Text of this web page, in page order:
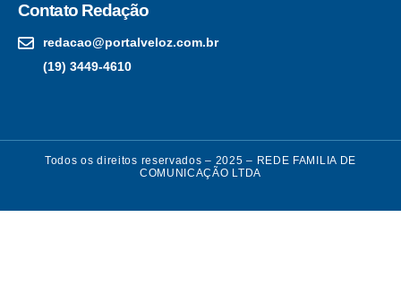
Contato Redação
redacao@portalveloz.com.br
(19) 3449-4610
Todos os direitos reservados – 2025 – REDE FAMILIA DE
COMUNICAÇÃO LTDA